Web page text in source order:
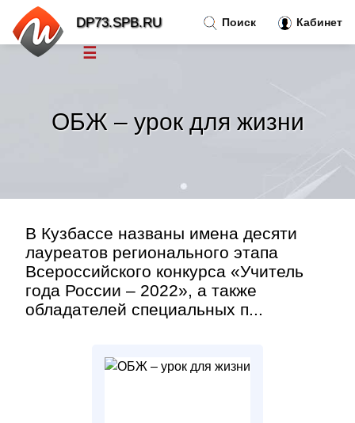
ОБЖ – урок для жизни
В Кузбассе названы имена десяти
лауреатов регионального этапа
Всероссийского конкурса «Учитель
года России – 2022», а также
обладателей специальных п...
Поиск Кабинет
DP73.SPB.RU
☰
Тренды новостей »
Правила
Контакт»